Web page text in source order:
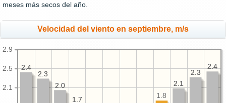
meses más secos del año.
Velocidad del viento en septiembre, m/s
2.1
2.5
2.9
2.4
2.3
2.1
1.7
2.0
2.3
2.4 2.4
2.3
2.1
1.8
1.7
2.0
2.3
2.4